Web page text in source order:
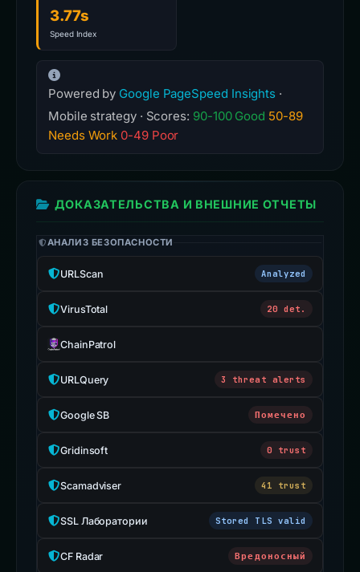
3.77s
Speed Index
Powered by Google PageSpeed Insights ·
Mobile strategy · Scores: 90-100 Good 50-89
Needs Work 0-49 Poor
ДОКАЗАТЕЛЬСТВА И ВНЕШНИЕ ОТЧЕТЫ
АНАЛИЗ БЕЗОПАСНОСТИ
URLScan Analyzed
VirusTotal 20 det.
ChainPatrol
URLQuery 3 threat alerts
Google SB Помечено
Gridinsoft 0 trust
Scamadviser 41 trust
SSL Лаборатории Stored TLS valid
CF Radar Вредоносный